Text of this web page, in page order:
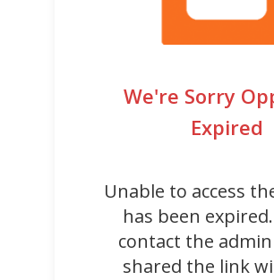
We're Sorry
Expired
Unable to access
has been
contact the
shared the link